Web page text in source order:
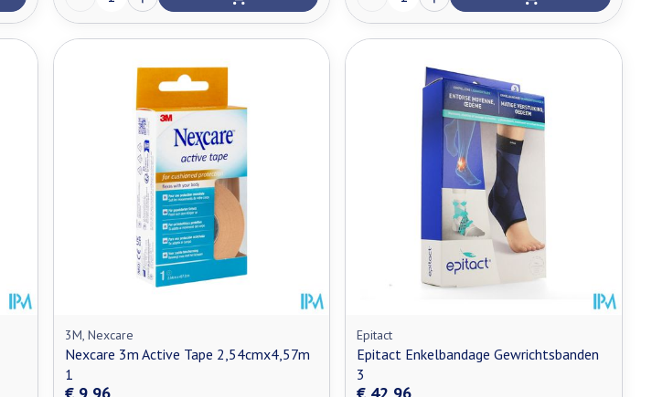
3M, Nexcare
Nexcare 3m Active Tape 2,54cmx4,57m
1
€ 9,96
Epitact
Epitact Enkelbandage Gewrichtsbanden
3
€ 42,96